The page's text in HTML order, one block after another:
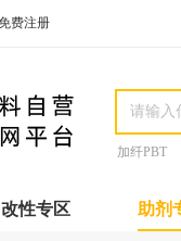
费注册
加纤PBT
改性专区 助剂